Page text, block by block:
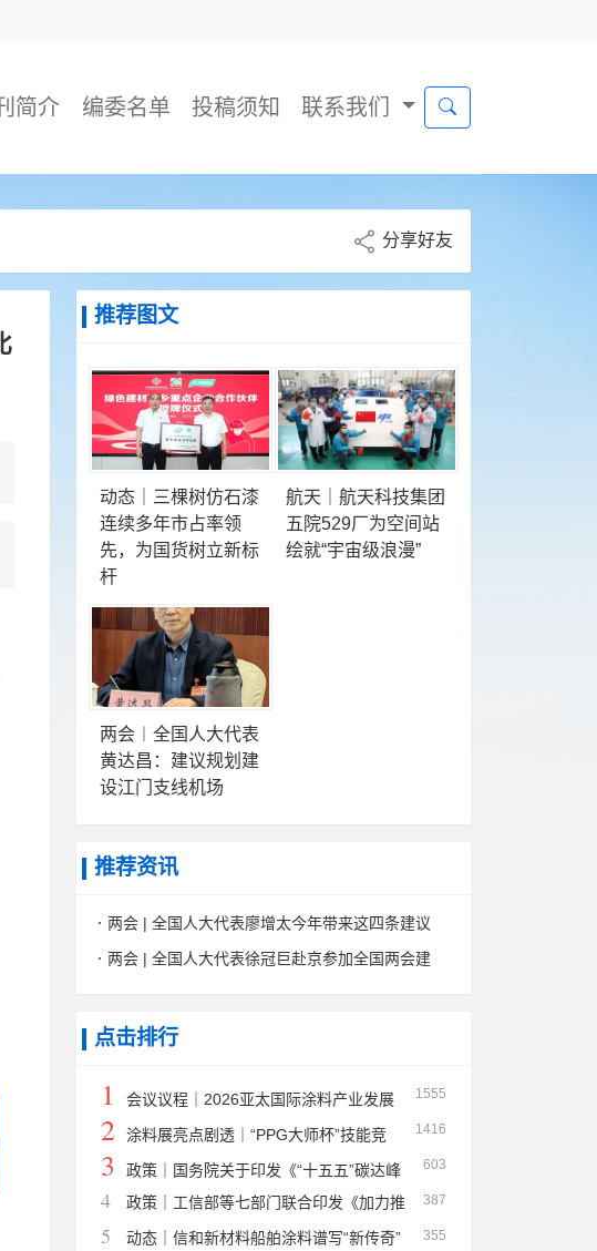
简介 编委名单 投稿须知 联系我们
分享好友
推荐图文
动态｜三棵树仿石漆
连续多年市占率领
先，为国货树立新标
杆
航天｜航天科技集团
五院529厂为空间站
绘就“宇宙级浪漫”
两会︱全国人大代表
黄达昌：建议规划建
设江门支线机场
推荐资讯
两会 | 全国人大代表廖增太今年带来这四条建议
两会 | 全国人大代表徐冠巨赴京参加全国两会建
点击排行
1555
1
会议议程｜2026亚太国际涂料产业发展
大会 2026 Asia-Pacific International Coatings Ind
ustry Development Conference Agenda
1416
2
涂料展亮点剧透｜“PPG大师杯”技能竞
赛落地！沉浸式艺术涂鸦体验区同步开放
603
3
政策｜国务院关于印发《“十五五”碳达峰
行动方案》的通知
387
4
政策｜工信部等七部门联合印发《加力推
进石化化工行业老旧装置更新改造行动方案（2026
355
5
动态｜信和新材料船舶涂料谱写“新传奇”